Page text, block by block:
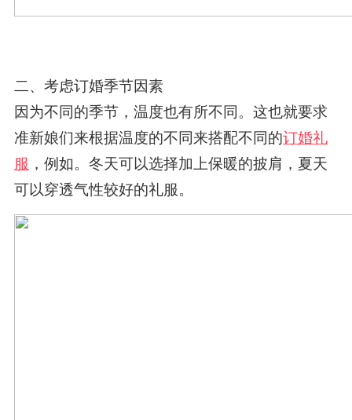
二、考虑订婚季节因素
因为不同的季节，温度也有所不同。这也就要求
准新娘们来根据温度的不同来搭配不同的订婚礼
服 ，例如。冬天可以选择加上保暖的披肩，夏天
可以穿透气性较好的礼服。